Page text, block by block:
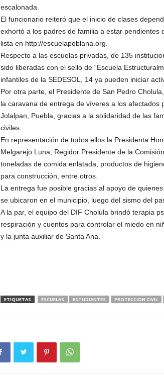
escalonada.
El funcionario reiteró que el inicio de clases
exhortó a los padres de familia a estar
lista en http://escuelapoblana.org.
Respecto a las escuelas privadas, de 135
sido liberadas con el sello de “Escuela
infantiles de la SEDESOL, 14 ya pueden iniciar
Por otra parte, el Presidente de San Pedro
la caravana de entrega de víveres a los afectados
Jolalpan, Puebla, gracias a la solidaridad de las
civiles.
En representación de todos ellos la Presidenta
Melgarejo Luna, Regidor Presidente de la
toneladas de comida enlatada, productos de
para construcción, entre otros.
La entrega fue posible gracias al apoyo de
se ubicaron en el municipio, luego del sismo del
A la par, el equipo del DIF Cholula brindó terapia
respiración y cuentos para controlar el miedo en
y la junta auxiliar de Santa Ana.
ETIQUETAS ESCUELAS ESTUDIANTES PROTECCION CIVIL